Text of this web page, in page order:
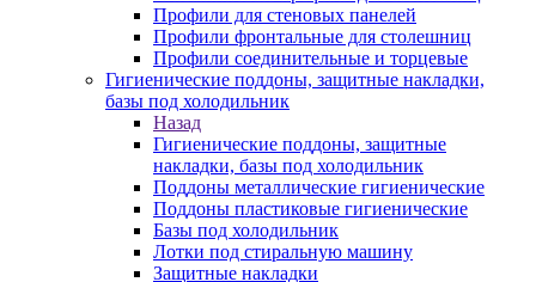
Профили для стеновых панелей
Профили фронтальные для столешниц
Профили соединительные и торцевые
Гигиенические поддоны, защитные накладки,
базы под холодильник
Назад
Гигиенические поддоны, защитные
накладки, базы под холодильник
Поддоны металлические гигиенические
Поддоны пластиковые гигиенические
Базы под холодильник
Лотки под стиральную машину
Защитные накладки